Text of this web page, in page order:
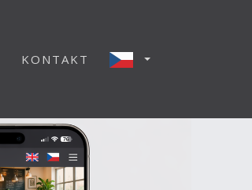
KONTAKT